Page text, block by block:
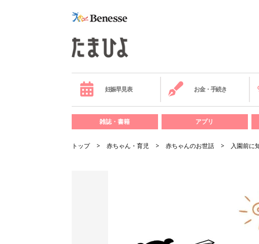
妊娠早見表 お金・手続き
雑誌・書籍 アプリ
トップ 赤ちゃん・育児 赤ちゃんのお世話 入園前に